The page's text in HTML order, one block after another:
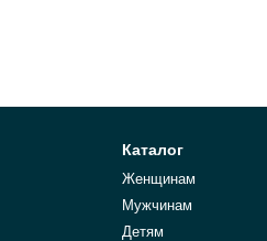
Каталог
Женщинам
Мужчинам
Детям